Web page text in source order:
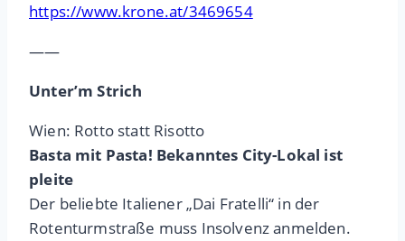
https://www.krone.at/3469654
——
Unter’m Strich
Wien: Rotto statt Risotto
Basta mit Pasta! Bekanntes City-Lokal ist
pleite
Der beliebte Italiener „Dai Fratelli“ in der
Rotenturmstraße muss Insolvenz anmelden.